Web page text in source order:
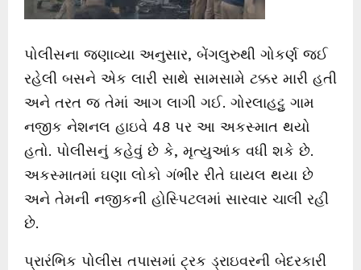
પોલીસના જણાવ્યા અનુસાર, બેંગલુરુથી ગોકર્ણ જઈ
રહેલી બસને એક લારી સાથે સામસામે ટક્કર મારી હતી
અને તરત જ તેમાં આગ લાગી ગઈ. ગોરલાહટ્ટુ ગામ
નજીક નેશનલ હાઇવે 48 પર આ અકસ્માત થયો
હતો. પોલીસનું કહેવું છે કે, મૃત્યુઆંક વધી શકે છે.
અકસ્માતમાં ઘણા લોકો ગંભીર રીતે ઘાયલ થયા છે
અને તેમની નજીકની હોસ્પિટલમાં સારવાર ચાલી રહી
છે.
પ્રારંભિક પોલીસ તપાસમાં ટ્રક ડ્રાઇવરની બેદરકારી